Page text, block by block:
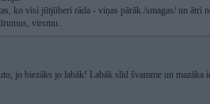
ko visi jūtjūberi rāda - viņas pārāk /smagas/ un ātri
virsmu.
jo biezāks jo labāk! Labāk slīd švamme un mazāka